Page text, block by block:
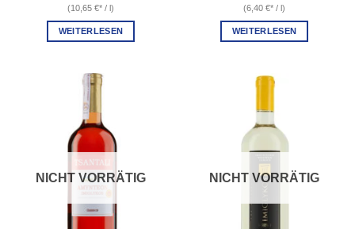
(10,65 € / )
WEITERLESEN
(6,40 € / )
WEITERLESEN
NICHT VORRÄTIG NICHT VORRÄTIG